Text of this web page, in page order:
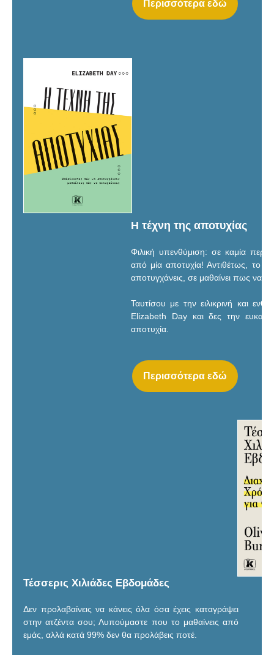
Περισσότερα εδώ
Η τέχνη της αποτυχίας
Φιλική υπενθύμιση: σε καμία
από μία αποτυχία! Αντιθέτως, το
αποτυγχάνεις, σε μαθαίνει πως να
Ταυτίσου με την ειλικρινή και
Elizabeth Day και δες την
αποτυχία.
Περισσότερα εδώ
Τέσσερις Χιλιάδες Εβδομάδες
Δεν προλαβαίνεις να κάνεις όλα όσα έχεις καταγράψει
στην ατζέντα σου; Λυπούμαστε που το μαθαίνεις από
εμάς, αλλά κατά 99% δεν θα προλάβεις ποτέ.